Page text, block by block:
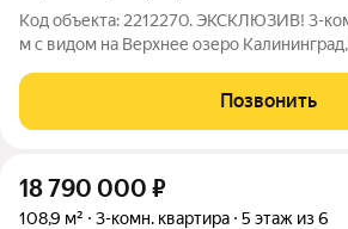
Код объекта: 2212270. ЭКСКЛЮЗИВ! 3-комнатная квартира 132
м с видом на Верхнее озеро Калининград, Верхнеозёрная, 13А
инфраструктура на
Позвонить
18 790 000 ₽
108,9 м² 3-комн. квартира 5 этаж из 6